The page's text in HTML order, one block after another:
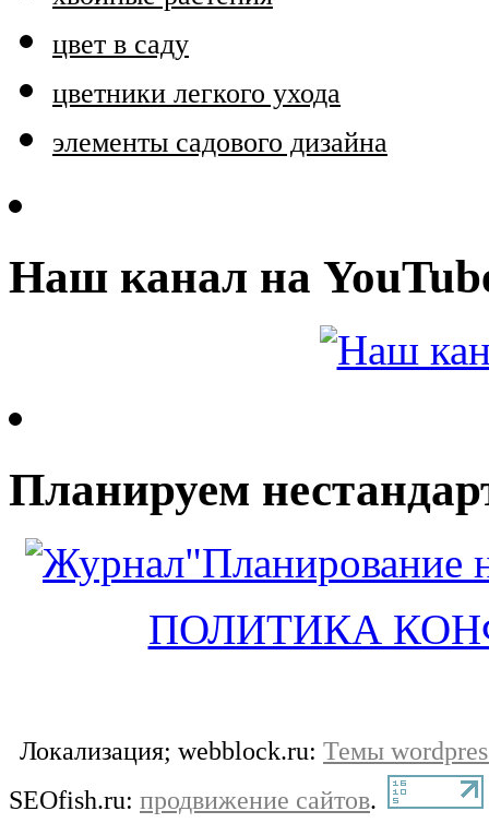
цвет в саду
цветники легкого ухода
элементы садового дизайна
Наш канал на
Планируем
ПОЛИТИКА
Локализация; webblock.ru: Темы
SEOfish.ru: продвижение сайтов.